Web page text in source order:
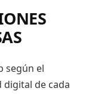
según el
digital de cada